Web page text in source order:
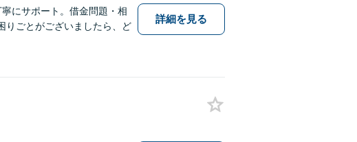
にサポート。借金問題・相
りごとがございましたら、ど
詳細を見る